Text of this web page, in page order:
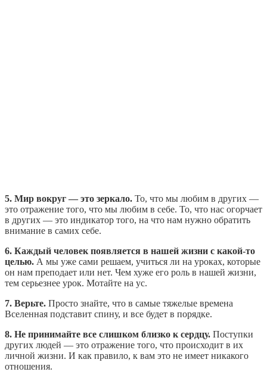
5. Мир вокруг — это зеркало. То, что мы любим в других —
это отражение того, что мы любим в себе. То, что нас огорчает
в других — это индикатор того, на что нам нужно обратить
внимание в самих себе.
6. Каждый человек появляется в нашей жизни с какой-то
целью. А мы уже сами решаем, учиться ли на уроках, которые
он нам преподает или нет. Чем хуже его роль в нашей жизни,
тем серьезнее урок. Мотайте на ус.
7. Верьте. Просто знайте, что в самые тяжелые времена
Вселенная подставит спину, и все будет в порядке.
8. Не принимайте все слишком близко к сердцу. Поступки
других людей — это отражение того, что происходит в их
личной жизни. И как правило, к вам это не имеет никакого
отношения.